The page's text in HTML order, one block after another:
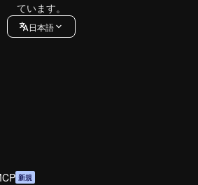
ています。
日本語
新規